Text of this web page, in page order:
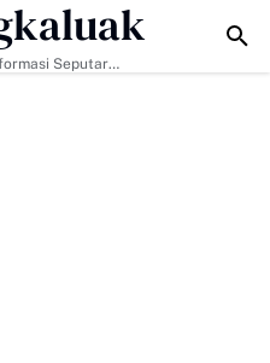
Jalan, Bekali Warga Buluh
Seputar